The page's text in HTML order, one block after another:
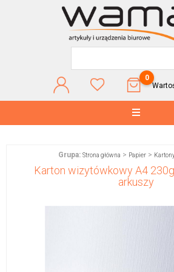
0
Grupa: Strona główna > Papier >
Karton wizytówkowy A4
arkuszy